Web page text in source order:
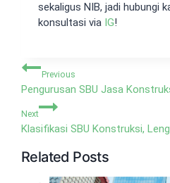
sekaligus NIB, jadi hubungi
konsultasi via IG!
Navigasi
posPrevious
Pengurusan SBU Jasa
Next
Klasifikasi SBU Konstruksi,
Related Posts